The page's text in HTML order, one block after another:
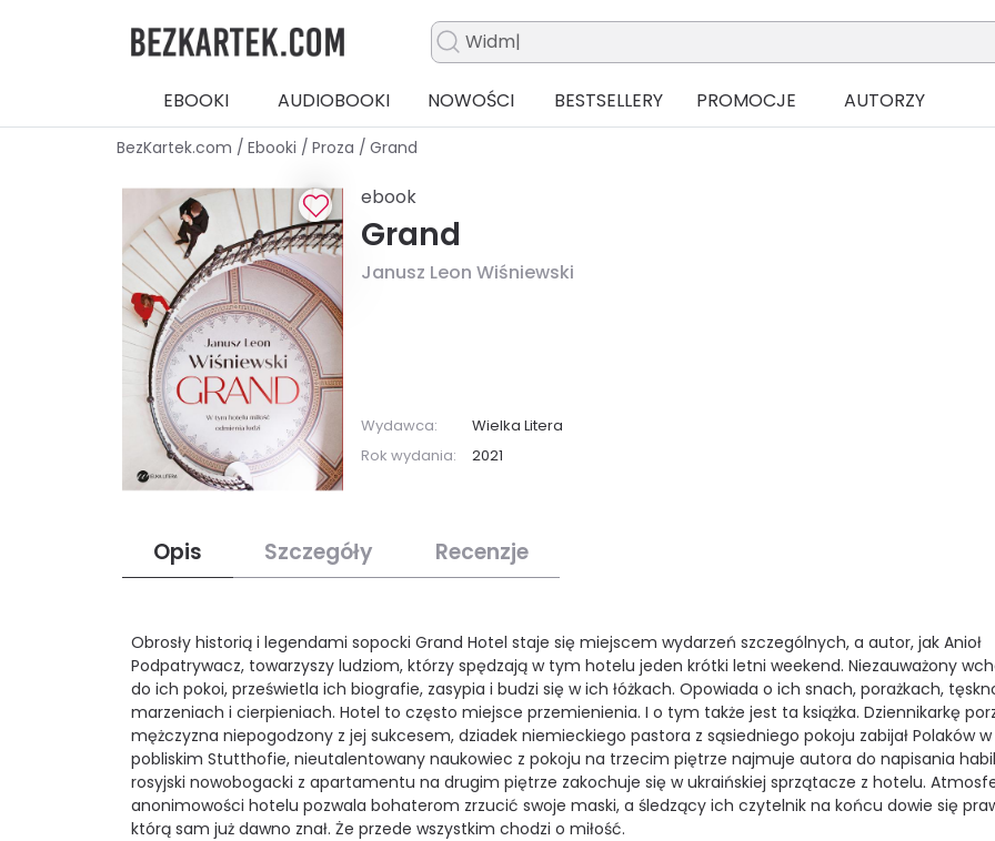
EBOOKI AUDIOBOOKI NOWOŚCI BESTSELLERY PROMOCJE AUTORZY
BezKartek.com / Ebooki / Proza / Grand
ebook
Grand
Janusz Leon Wiśniewski
Wydawca:
Wielka Litera
Rok wydania:
2021
Opis Szczegóły Recenzje
Obrosły historią i legendami sopocki Grand Hotel staje się miejscem wydarzeń szczególnych, a autor, jak Anioł
Podpatrywacz, towarzyszy ludziom, którzy spędzają w tym hotelu jeden krótki letni weekend. Niezauważony
do ich pokoi, prześwietla ich biografie, zasypia i budzi się w ich łóżkach. Opowiada o ich snach, porażkach,
marzeniach i cierpieniach. Hotel to często miejsce przemienienia. I o tym także jest ta książka. Dziennikarkę
mężczyzna niepogodzony z jej sukcesem, dziadek niemieckiego pastora z sąsiedniego pokoju zabijał Polaków w
pobliskim Stutthofie, nieutalentowany naukowiec z pokoju na trzecim piętrze najmuje autora do napisania
rosyjski nowobogacki z apartamentu na drugim piętrze zakochuje się w ukraińskiej sprzątacze z hotelu.
anonimowości hotelu pozwala bohaterom zrzucić swoje maski, a śledzący ich czytelnik na końcu dowie się
którą sam już dawno znał. Że przede wszystkim chodzi o miłość.